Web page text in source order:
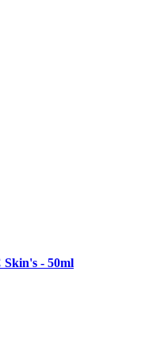
Skin's - 50ml